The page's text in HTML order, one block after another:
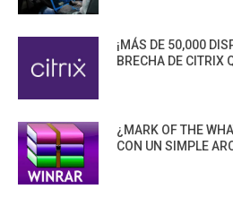
¡MÁS DE 50,000
BRECHA DE CITRIX
¿MARK OF THE
CON UN SIMPLE